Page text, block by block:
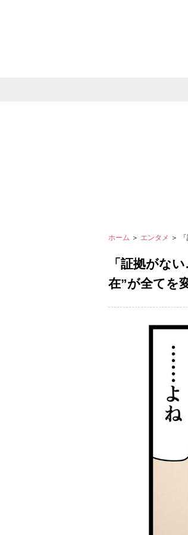
ホーム ＞ エンタメ ＞
「証拠がな
在”が全てを